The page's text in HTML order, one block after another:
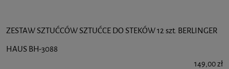
ZESTAW SZTUĆCÓW SZTUĆCE DO STEKÓW 12 szt. BERLINGER
HAUS BH-3088
149,00 zł